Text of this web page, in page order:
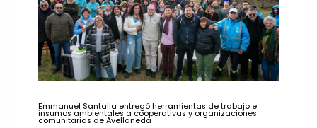
Emmanuel Santalla entregó herramientas de trabajo e
insumos ambientales a cooperativas y organizaciones
comunitarias de Avellaneda